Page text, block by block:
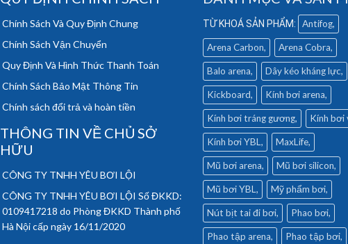
Chính Sách Và Quy Định Chung
Chính Sách Vận Chuyển
Quy Định Và Hình Thức Thanh Toán
Chính Sách Bảo Mật Thông Tin
Chính sách đổi trả và hoàn tiền
THÔNG TIN VỀ CHỦ SỞ
HỮU
CÔNG TY TNHH YÊU BƠI LỘI
CÔNG TY TNHH YÊU BƠI LỘI Số ĐKKD:
0109417218 do Phòng ĐKKD Thành phố
Hà Nội cấp ngày 16/11/2020
Antifog
Arena Carbon Arena Cobra
Balo arena Dây kéo kháng lực
Kickboard Kính bơi arena
Kính bơi tráng gương Kính bơi
Kính bơi YBL MaxLife
Mũ bơi arena Mũ bơi silicon
Mũ bơi YBL Mỹ phẩm bơi
Nút bịt tai đi bơi Phao bơi
Phao tập arena Phao tập bơi